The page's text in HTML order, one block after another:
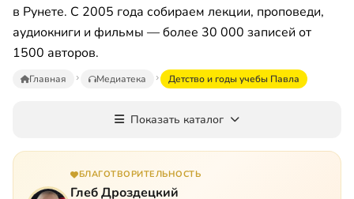
в Рунете. С 2005 года собираем лекции, проповеди,
аудиокниги и фильмы — более 30 000 записей от
1500 авторов.
Главная Медиатека Детство и годы учебы Павла
Показать каталог
БЛАГОТВОРИТЕЛЬНОСТЬ
Глеб Дроздецкий